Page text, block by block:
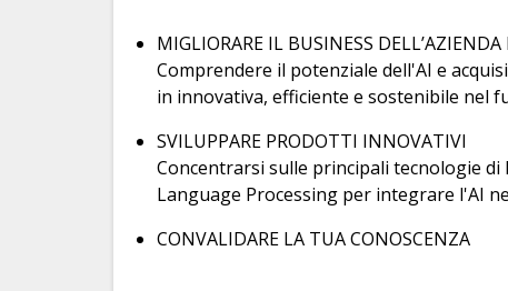
MIGLIORARE IL BUSINESS DELL’AZIENDA
Comprendere il potenziale dell'AI e
in innovativa, efficiente e sostenibile nel
SVILUPPARE PRODOTTI INNOVATIVI
Concentrarsi sulle principali tecnologie
Language Processing per integrare l'AI
CONVALIDARE LA TUA CONOSCENZA